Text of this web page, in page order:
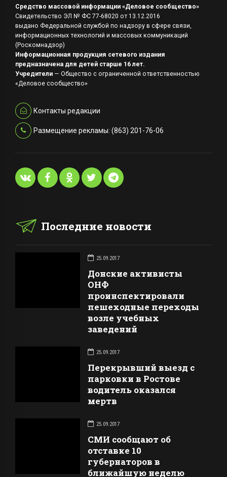
Средство массовой информации «Деловое сообщество»
Свидетельство ЭЛ № ФС 77-68020 от 13.12.2016
выдано Федеральной службой по надзору в сфере связи,
информационных технологий и массовых коммуникаций
(Роскомнадзор)
Информационная продукция сетевого издания
предназначена для детей старше 16 лет.
Учредители — Общество с ограниченной ответственностью
«Деловое сообщество»
Контакты редакции
Размещение рекламы: (863) 201-76-06
Последние новости
25.09.2017
Донские активисты
ОНФ
проинспектировали
пешеходные переходы
возле учебных
заведений
25.09.2017
Перекрывший выезд с
парковки в Ростове
водитель оказался
мертв
25.09.2017
СМИ сообщают об
отставке 10
губернаторов в
ближайшую неделю